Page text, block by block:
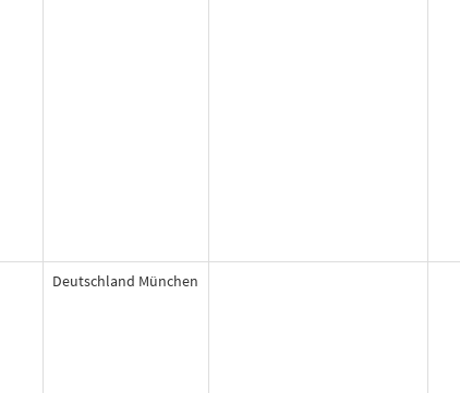
Deutschland München